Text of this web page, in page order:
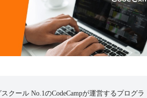
クール No.1のCodeCampが運営するプログラ